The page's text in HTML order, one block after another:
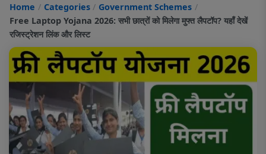
Home Categories
Government Schemes
Free Laptop Yojana 2026: सभी छात्रों को मिलेगा मुफ्त लैपटॉप? यहाँ देखें
रजिस्ट्रेशन लिंक और लिस्ट